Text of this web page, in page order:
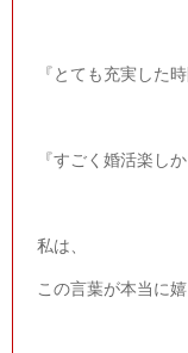
『とても充実した
『すごく婚活楽し
私は、
この言葉が本当に嬉